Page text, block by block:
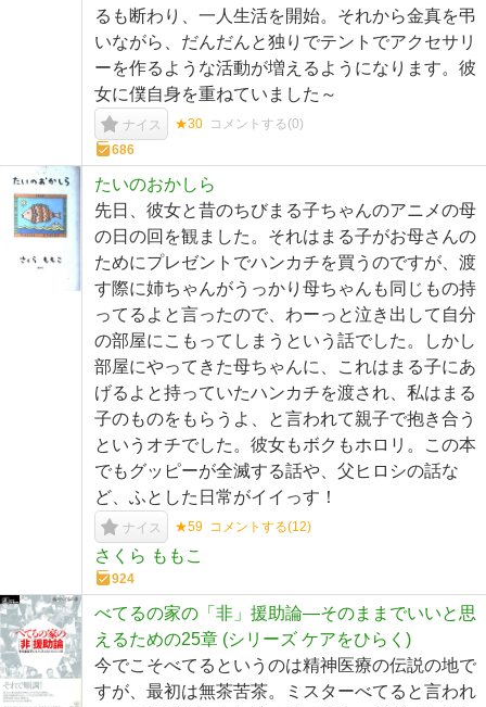
るも断わり、一人生活を開始。それから金真を弔
いながら、だんだんと独りでテントでアクセサリ
ーを作るような活動が増えるようになります。彼
女に僕自身を重ねていました～
ナイス ★30 コメントする(0)
686
たいのおかしら
先日、彼女と昔のちびまる子ちゃんのアニメの母
の日の回を観ました。それはまる子がお母さんの
ためにプレゼントでハンカチを買うのですが、渡
す際に姉ちゃんがうっかり母ちゃんも同じもの持
ってるよと言ったので、わーっと泣き出して自分
の部屋にこもってしまうという話でした。しかし
部屋にやってきた母ちゃんに、これはまる子にあ
げるよと持っていたハンカチを渡され、私はまる
子のものをもらうよ、と言われて親子で抱き合う
というオチでした。彼女もボクもホロリ。この本
でもグッピーが全滅する話や、父ヒロシの話な
ど、ふとした日常がイイっす！
ナイス ★59 コメントする(12)
さくら ももこ
924
べてるの家の「非」援助論―そのままでいいと思
えるための25章 (シリーズ ケアをひらく)
今でこそべてるというのは精神医療の伝説の地で
すが、最初は無茶苦茶。ミスターべてると言われ